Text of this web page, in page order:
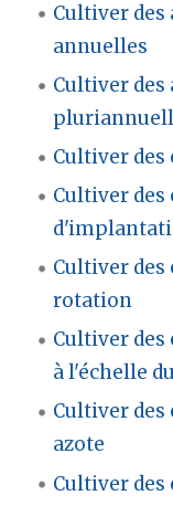
Cultiver des
annuelles
Cultiver des
Cultiver des
Cultiver des
Cultiver des
rotation
Cultiver des
à l'échelle
Cultiver des
azote
Cultiver des